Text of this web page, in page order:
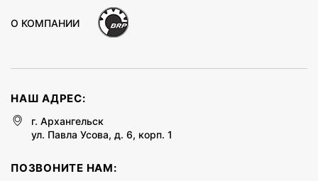
О КОМПАНИИ
НАШ АДРЕС:
г. Архангельск
ул. Павла Усова, д. 6, корп. 1
ПОЗВОНИТЕ НАМ: